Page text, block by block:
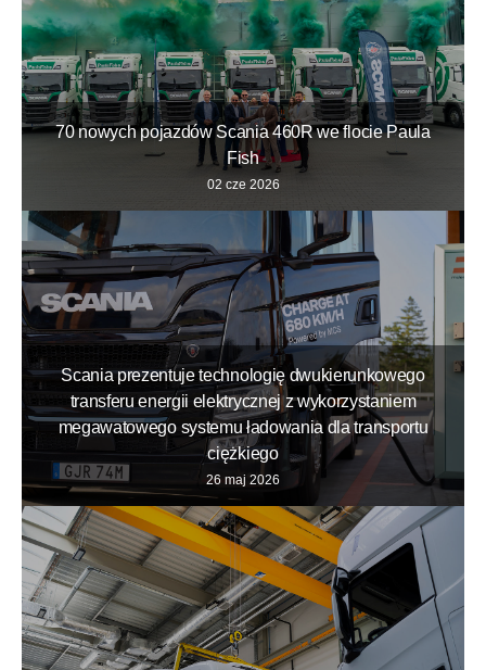
70 nowych pojazdów Scania 460R we flocie Paula
Fish
02 cze 2026
Scania prezentuje technologię dwukierunkowego
transferu energii elektrycznej z wykorzystaniem
megawatowego systemu ładowania dla transportu
ciężkiego
26 maj 2026